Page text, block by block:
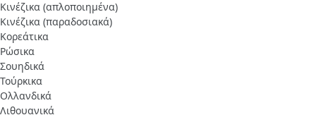
Κινέζικα (απλοποιημένα)
Κινέζικα (παραδοσιακά)
Κορεάτικα
Ρώσικα
Σουηδικά
Τούρκικα
Ολλανδικά
Λιθουανικά